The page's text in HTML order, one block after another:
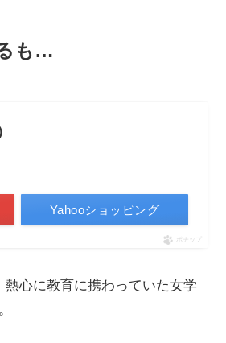
も…
Yahooショッピング
ポチップ
心に教育に携わっていた女学
。